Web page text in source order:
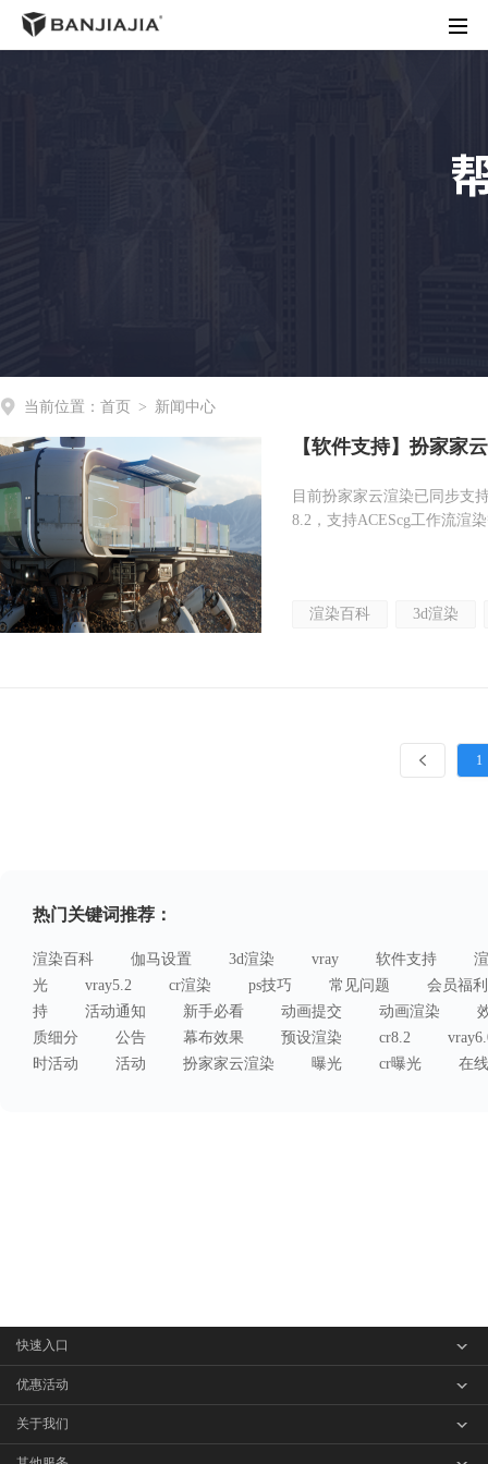
当前位置： 首页 > 新闻中心
【软件支持】扮家家
目前扮家家云渲染已同步支
8.2，支持ACEScg工作流渲
渲染百科 3d渲染
1
热门关键词推荐：
渲染百科 伽马设置 3d渲染 vray 软件支持
光
vray5.2 cr渲染 ps技巧 常见问题
会员福利
持
活动通知 新手必看 动画提交 动画渲染
质细分
公告 幕布效果 预设渲染 cr8.2
时活动
活动 扮家家云渲染 曝光 cr曝光 在
快速入口
客户端下载
渲染价格
优惠活动
分享活动
关于我们